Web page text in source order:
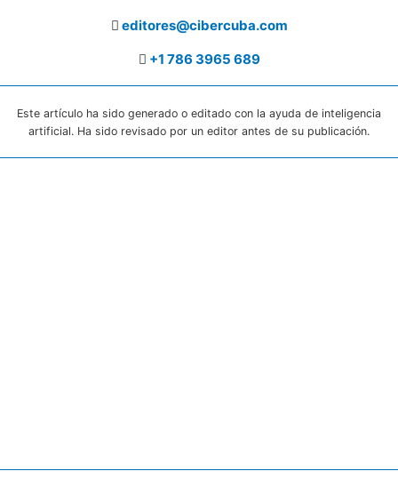
editores@cibercuba.com
+1 786 3965 689
Este artículo ha sido generado o editado con la ayuda de inteligencia
artificial. Ha sido revisado por un editor antes de su publicación.